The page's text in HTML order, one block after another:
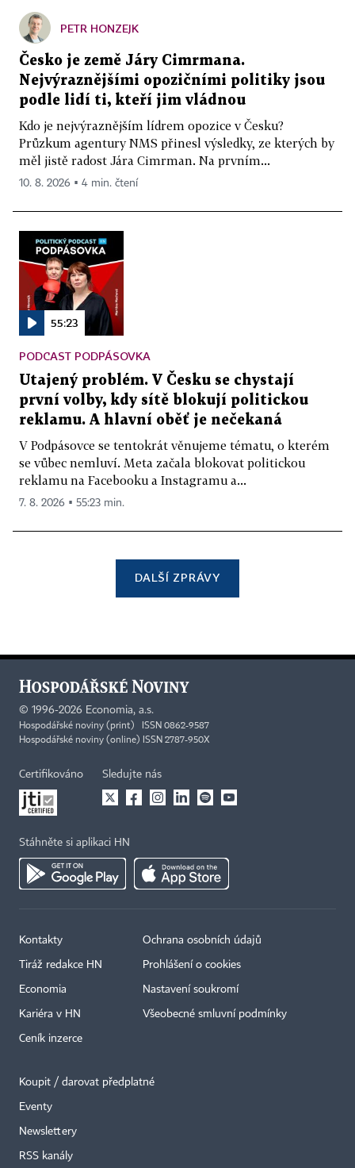
PETR HONZEJK
Česko je země Járy Cimrmana.
Nejvýraznějšími opozičními politiky jsou
podle lidí ti, kteří jim vládnou
Kdo je nejvýraznějším lídrem opozice v Česku?
Průzkum agentury NMS přinesl výsledky, ze kterých by
měl jistě radost Jára Cimrman. Na prvním...
10. 8. 2026 ▪ 4 min. čtení
55:23
PODCAST PODPÁSOVKA
Utajený problém. V Česku se chystají
první volby, kdy sítě blokují politickou
reklamu. A hlavní oběť je nečekaná
V Podpásovce se tentokrát věnujeme tématu, o kterém
se vůbec nemluví. Meta začala blokovat politickou
reklamu na Facebooku a Instagramu a...
7. 8. 2026 ▪ 55:23 min.
DALŠÍ ZPRÁVY
© 1996-2026 Economia, a.s.
Hospodářské noviny (print) ISSN 0862-9587
Hospodářské noviny (online) ISSN 2787-950X
Certifikováno Sledujte nás
Stáhněte si aplikaci HN
Kontakty
Tiráž redakce HN
Economia
Kariéra v HN
Ceník inzerce
Ochrana osobních údajů
Prohlášení o cookies
Nastavení soukromí
Všeobecné smluvní podmínky
Koupit / darovat předplatné
Eventy
Newslettery
RSS kanály